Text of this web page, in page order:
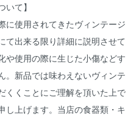
いて】
に使用されてきたヴィンテージ
て出来る限り詳細に説明させて
や使用の際に生じた小傷などす
。新品では味わえないヴィンテ
くくことにご理解を頂いた上で
し上げます。当店の食器類・キ